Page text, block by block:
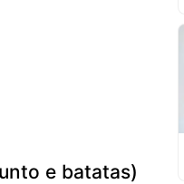
e batatas)